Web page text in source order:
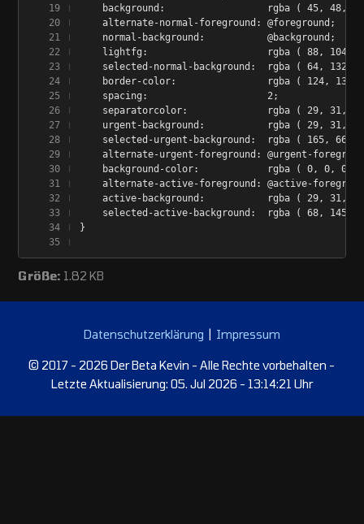
background:                  rgba ( 45, 48,
    alternate-normal-foreground: @foreground;
    normal-background:           @background;
lightfg:                     rgba ( 88, 104,
selected-normal-background:  rgba ( 64, 132,
border-color:                rgba ( 124, 131,
    spacing:                     2;
separatorcolor:              rgba ( 29, 31,
urgent-background:           rgba ( 29, 31,
selected-urgent-background:  rgba ( 165, 66,
alternate-urgent-foreground: @urgent-
background-color:            rgba ( 0, 0, 0,
alternate-active-foreground: @active-
active-background:           rgba ( 29, 31,
selected-active-background:  rgba ( 68, 145,
}
Größe: 1.82 KB
Datenschutzerklärung Impressum
© 2017 - 2026 Der Beta Kevin - Alle Rechte vorbehalten -
Letzte Aktualisierung: 05. Jul 2026 - 13:14:21 Uhr